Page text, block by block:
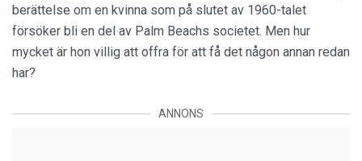
berättelse om en kvinna som på slutet av 1960-talet
försöker bli en del av Palm Beachs societet. Men hur
mycket är hon villig att offra för att få det någon annan redan
har?
ANNONS